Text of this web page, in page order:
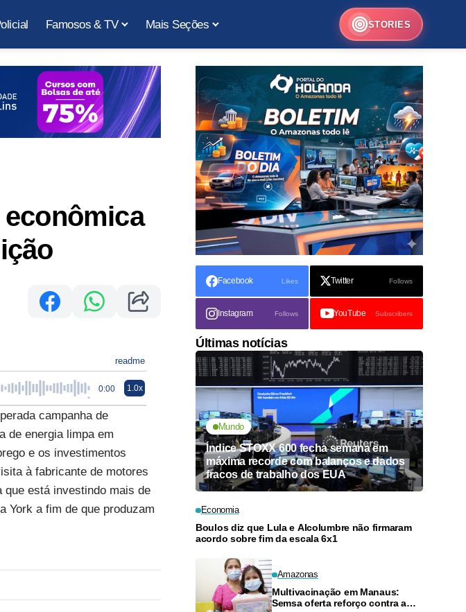
Famosos & TV Mais Seções STORIES
readme
0:00 1.0x
campanha de
de energia limpa em
e os investimentos
à fabricante de motores
que está investindo mais de
York a fim de que produzam
Facebook Likes Twitter Follows
Instagram Follows YouTube Subscribers
Últimas notícias
Mundo
Índice STOXX 600 fecha semana em
máxima recorde com balanços e dados
fracos de trabalho dos EUA
Economia
Boulos diz que Lula e Alcolumbre não firmaram
acordo sobre fim da escala 6x1
Amazonas
Multivacinação em Manaus:
Semsa oferta reforço contra a